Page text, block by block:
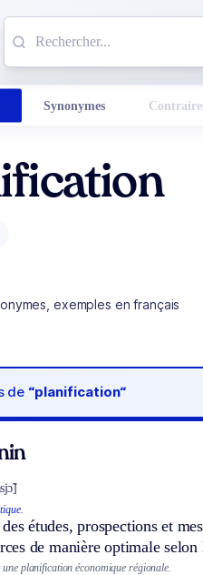
Synonymes
exemples en français
de “planification“
études, prospections et
de manière optimale
planification économique régionale.